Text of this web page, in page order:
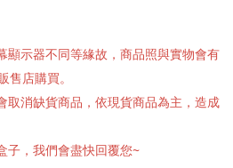
顯示器不同等緣故，商品照與實物會有
售店購買。
取消缺貨商品，依現貨商品為主，造成
子，我們會盡快回覆您~